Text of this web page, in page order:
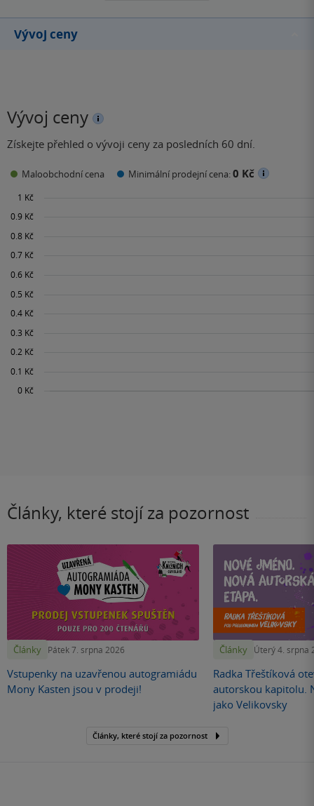
Vývoj ceny
Vývoj ceny
Získejte přehled o vývoji ceny za posledních 60 dní.
Maloobchodní cena Minimální prodejní cena:0 Kč
Články, které stojí za pozornost
Články Pátek 7. srpna 2026
Vstupenky na uzavřenou autogramiádu
Mony Kasten jsou v prodeji!
Články Úterý 4. srpna
Radka Třeštíková
autorskou kapitolu.
jako Velikovsky
Články, které stojí za pozornost